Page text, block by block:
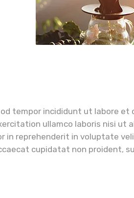
tempor incididunt ut labore et
ullamco laboris nisi ut
in reprehenderit in voluptate
cupidatat non proident,